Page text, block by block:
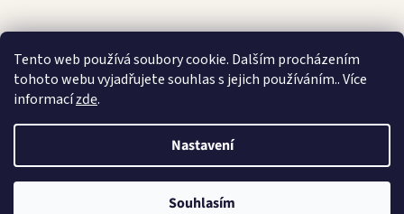
Tento web používá soubory cookie. Dalším procházením
tohoto webu vyjadřujete souhlas s jejich používáním.. Více
informacízde.
Nastavení
Souhlasím
Latino Café
Vytvořil Shoptet
Čajová zahrada. Všechna práva vyhrazena.